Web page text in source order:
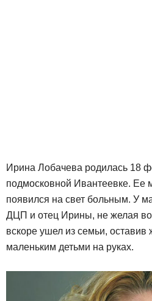
Ирина Лобачева родилась 18
подмосковной Ивантеевке.
появился на свет больным. У
ДЦП и отец Ирины, не желая
вскоре ушел из семьи, оставив
маленьким детьми на руках.